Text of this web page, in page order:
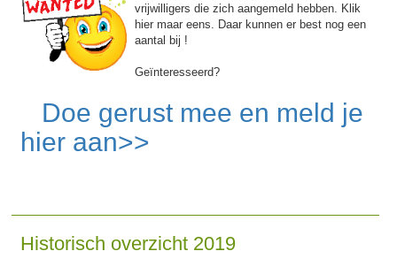
vrijwilligers die zich aangemeld hebben. Klik
hier maar eens.
Daar kunnen er best nog een
aantal bij !
Geïnteresseerd?
Doe gerust mee en meld je
hier aan>>
Historisch overzicht 2019